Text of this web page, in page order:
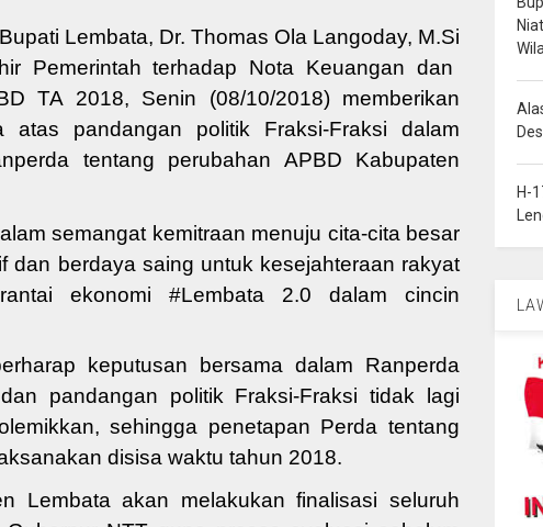
Lembata, Dr. Thomas Ola Langoday, M.Si
Pemerintah terhadap Nota Keuangan dan
TA 2018, Senin (08/10/2018) memberikan
atas pandangan politik Fraksi-Fraksi dalam
tentang perubahan APBD Kabupaten
semangat kemitraan menuju cita-cita besar
dan berdaya saing untuk kesejahteraan rakyat
ekonomi #Lembata 2.0
dalam cincin
keputusan bersama dalam Ranperda
pandangan politik Fraksi-Fraksi tidak lagi
,sehingga penetapan Perda tentang
disisa waktu tahun 2018.
Lembataakan melakukan finalisasi seluruh
H-